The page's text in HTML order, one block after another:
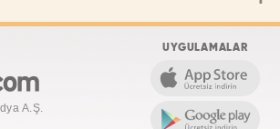
A.Ş.
UYGULAMALAR